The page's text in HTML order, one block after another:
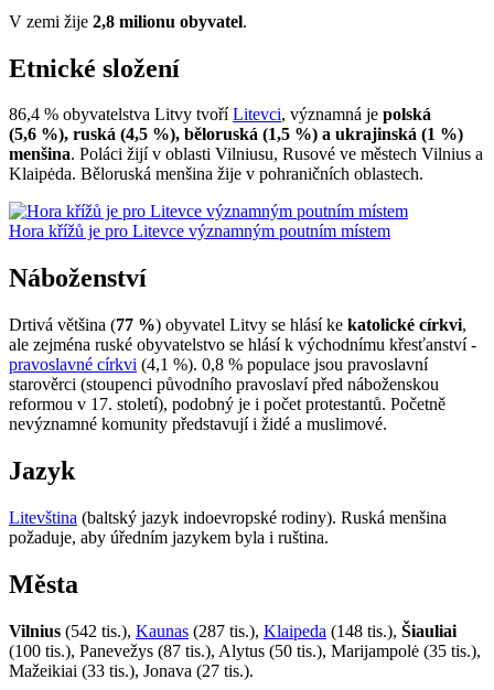
V zemi žije 2,8 milionu obyvatel.
Etnické složení
86,4 % obyvatelstva Litvy tvoříLitevci, významná je polská
(5,6 %), ruská (4,5 %), běloruská (1,5 %) a ukrajinská (1 %)
menšina. Poláci žijí v oblasti Vilniusu, Rusové ve městech Vilnius a
Klaipėda. Běloruská menšina žije v pohraničních oblastech.
Hora křížů je pro Litevce významným poutním místem
Náboženství
Drtivá většina (77 %) obyvatel Litvy se hlásí ke katolické církvi,
ale zejména ruské obyvatelstvo se hlásí k východnímu křesťanství -
pravoslavné církvi (4,1 %). 0,8 % populace jsou pravoslavní
starověrci (stoupenci původního pravoslaví před náboženskou
reformou v 17. století), podobný je i počet protestantů. Početně
nevýznamné komunity představují i židé a muslimové.
Jazyk
Litevština (baltský jazyk indoevropské rodiny). Ruská menšina
požaduje, aby úředním jazykem byla i ruština.
Města
Vilnius (542 tis.), Kaunas (287 tis.), Klaipeda (148 tis.), Šiauliai
(100 tis.), Panevežys (87 tis.), Alytus (50 tis.), Marijampolė (35 tis.),
Mažeikiai (33 tis.), Jonava (27 tis.).